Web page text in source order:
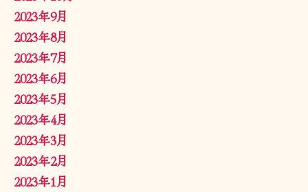
2023年9月
2023年8月
2023年7月
2023年6月
2023年5月
2023年4月
2023年3月
2023年2月
2023年1月